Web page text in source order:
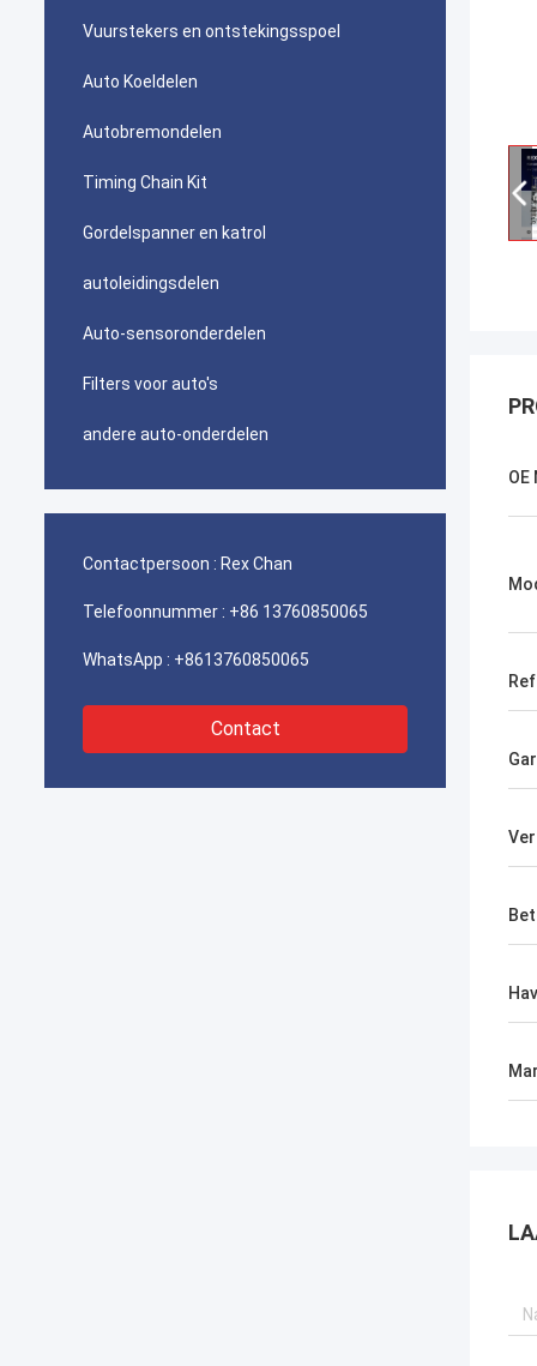
Vuurstekers en ontstekingsspoel
Auto Koeldelen
Autobremondelen
Timing Chain Kit
Gordelspanner en katrol
autoleidingsdelen
Auto-sensoronderdelen
Filters voor auto's
andere auto-onderdelen
Contactpersoon : Rex Chan
Telefoonnummer : +86 13760850065
WhatsApp : +8613760850065
Contact
OE